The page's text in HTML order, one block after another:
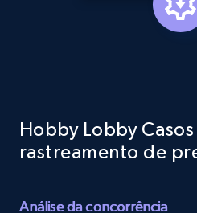
Etsy - Collects data from
URL, Product id, Listing
price, and more.
Hobby Lobby
rastreamento de
Análise da concorrência